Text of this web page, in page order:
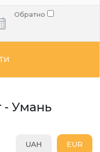
Обратно
- Умань
EUR
UAH